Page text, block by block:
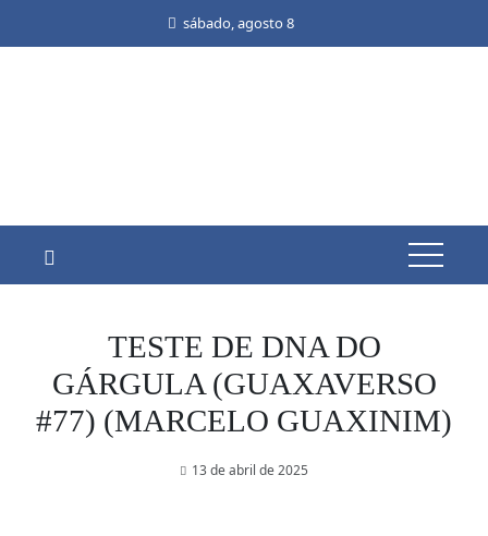
sábado, agosto 8
TESTE DE DNA DO
GÁRGULA (GUAXAVERSO
#77) (MARCELO GUAXINIM)
13 de abril de 2025